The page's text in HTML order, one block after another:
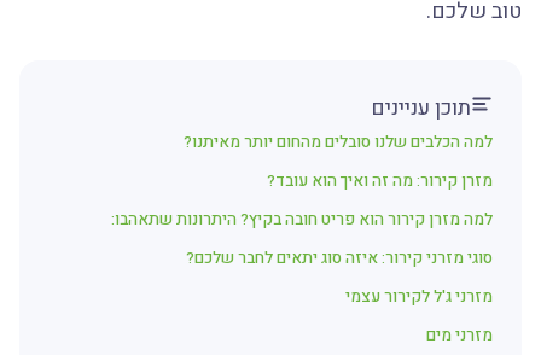
טוב שלכם.
תוכן עניינים
למה הכלבים שלנו סובלים מהחום יותר מאיתנו?
מזרן קירור: מה זה ואיך הוא עובד?
למה מזרן קירור הוא פריט חובה בקיץ? היתרונות שתאהבו:
סוגי מזרני קירור: איזה סוג יתאים לחבר שלכם?
מזרני ג'ל לקירור עצמי
מזרני מים